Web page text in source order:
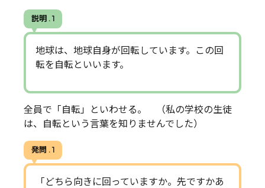
説明 . 1
地球は、地球自身が回転しています。この回
転を自転といいます。
全員で「自転」といわせる。 （私の学校の生徒
は、自転という言葉を知りませんでした）
発問 . 1
「どちら向きに回っていますか。先ですかあ